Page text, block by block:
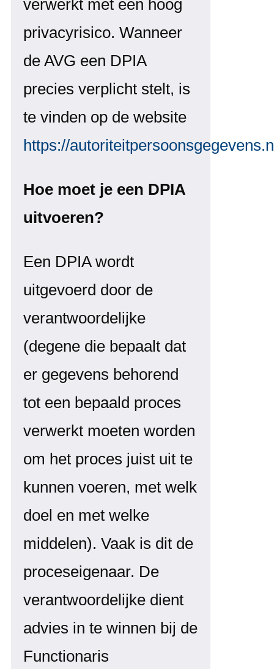
verwerkt met een hoog
privacyrisico. Wanneer
de AVG een DPIA
precies verplicht stelt, is
te vinden op de website
https://
Hoe moet je een DPIA
uitvoeren?
Een DPIA wordt
uitgevoerd door de
verantwoordelijke
(degene die bepaalt dat
er gegevens behorend
tot een bepaald proces
verwerkt moeten worden
om het proces juist uit te
kunnen voeren, met welk
doel en met welke
middelen). Vaak is dit de
proceseigenaar. De
verantwoordelijke dient
advies in te winnen bij de
Functionaris